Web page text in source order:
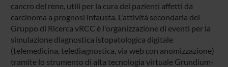
cancro del rene, utili per la cura dei pazienti affetti da
carcinoma a prognosi infausta. L'attività secondaria del
Gruppo di Ricerca vRCC è l'organizzazione di eventi per la
simulazione diagnostica istopatologica digitale
(telemedicina, telediagnostica, via web con anomizzazione)
tramite lo strumento di alta tecnologia virtuale Grundium-